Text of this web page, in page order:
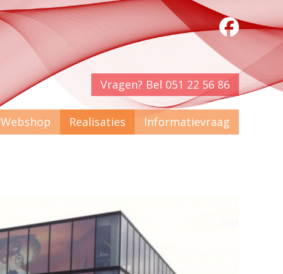
Webshop Realisaties Informatievraag
Vragen? Bel 051 22 56 86